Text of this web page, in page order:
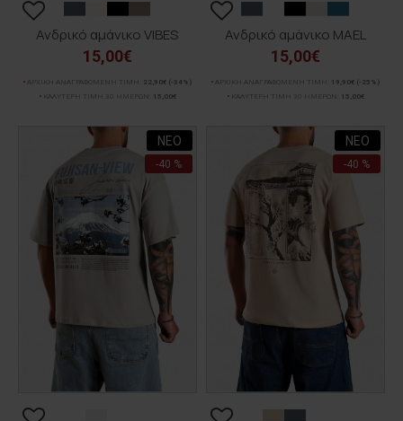
Ανδρικό αμάνικο VIBES
15,00€
ΑΡΧΙΚΗ ΑΝΑΓΡΑΦΟΜΕΝΗ ΤΙΜΗ: 22,90€ (-34%)
ΚΑΛΥΤΕΡΗ ΤΙΜΗ 30 ΗΜΕΡΩΝ:
15,00€
Ανδρικό αμάνικο MAEL
15,00€
ΑΡΧΙΚΗ ΑΝΑΓΡΑΦΟΜΕΝΗ ΤΙΜΗ: 19,90€ (-25%)
ΚΑΛΥΤΕΡΗ ΤΙΜΗ 30 ΗΜΕΡΩΝ:
15,00€
ΝΕΟ
-40 %
ΝΕΟ
-40 %